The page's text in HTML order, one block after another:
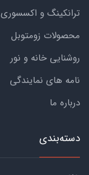
ترانکینگ و اکسسوری
محصولات زومتوبل
روشنایی خانه و نور
نامه های نمایندگی
درباره ما
دسته‌بندی